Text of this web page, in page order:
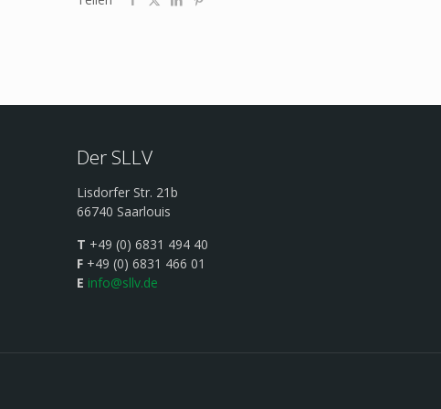
Der SLLV
Lisdorfer Str. 21b
66740 Saarlouis
T +49 (0) 6831 494 40
F +49 (0) 6831 466 01
E info@sllv.de